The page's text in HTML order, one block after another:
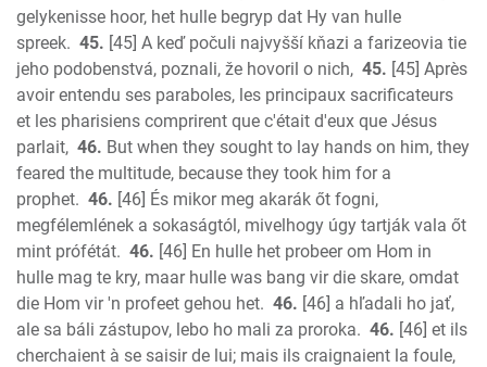
gelykenisse hoor, het hulle begryp dat Hy van hulle
spreek. 45. [45] A keď počuli najvyšší kňazi a farizeovia tie
jeho podobenstvá, poznali, že hovoril o nich, 45. [45] Après
avoir entendu ses paraboles, les principaux sacrificateurs
et les pharisiens comprirent que c'était d'eux que Jésus
parlait, 46. But when they sought to lay hands on him, they
feared the multitude, because they took him for a
prophet. 46. [46] És mikor meg akarák őt fogni,
megfélemlének a sokaságtól, mivelhogy úgy tartják vala őt
mint prófétát. 46. [46] En hulle het probeer om Hom in
hulle mag te kry, maar hulle was bang vir die skare, omdat
die Hom vir 'n profeet gehou het. 46. [46] a hľadali ho jať,
ale sa báli zástupov, lebo ho mali za proroka. 46. [46] et ils
cherchaient à se saisir de lui; mais ils craignaient la foule,